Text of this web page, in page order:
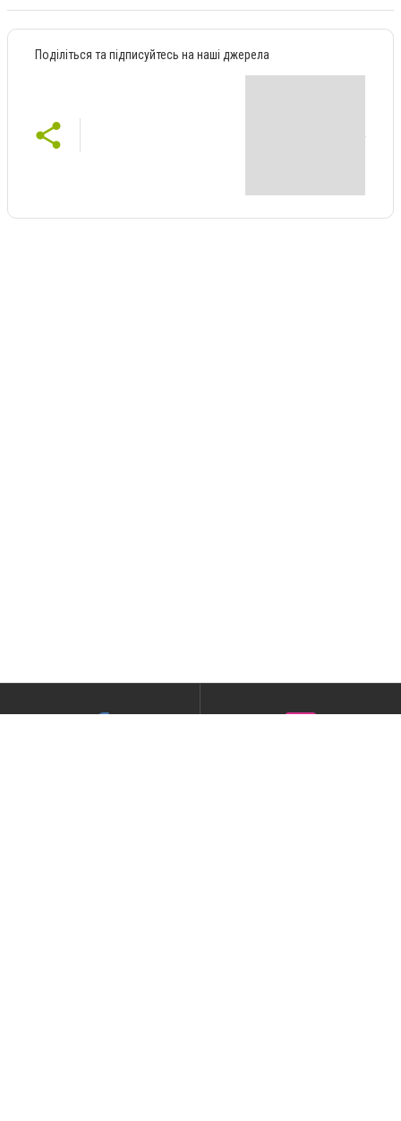
Поділіться та підписуйтесь на наші джерела